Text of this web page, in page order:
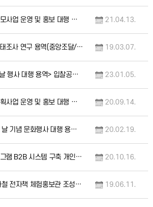
2021 인문360 공모사업 운영 및 홍보 대행 용역 입찰 공고(긴급) 21.04.13.
2019 출판산업 실태조사 연구 용역(중앙조달/긴급) 19.03.07.
<2023 세계 책의 날 행사 대행 용역> 입찰공고(긴급) 23.01.05.
2020 인문360 기획사업 운영 및 홍보 대행 용역 입찰 공고(긴급) 20.09.14.
2020년 세계 책의 날 기념 문화행사 대행 용역 입찰 공고(긴급) 20.02.19.
인문360 인문프로그램 B2B 시스템 구축 개인정보영향평가 소액수의 견적제출 공고 20.10.16.
2019 책 읽는 지하철 전자책 체험홍보관 조성 및 운영 용역 입찰 공고(재공고/긴급) 19.06.11.